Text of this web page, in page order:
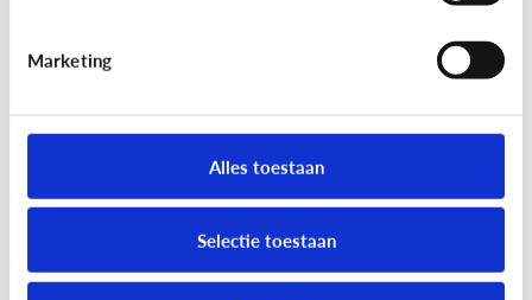
Marketing
Alles toestaan
Selectie toestaan